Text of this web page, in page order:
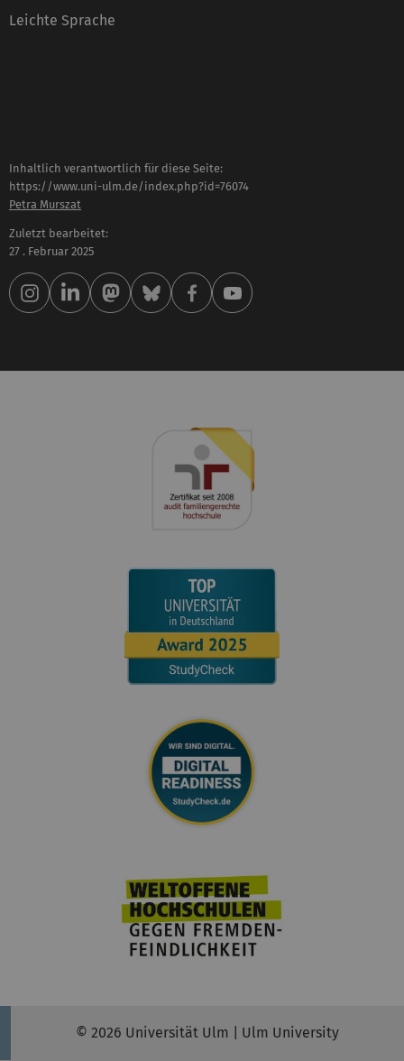
Leichte Sprache
Inhaltlich verantwortlich für diese Seite:
https://www.uni-ulm.de/index.php?id=76074
Petra Murszat
Zuletzt bearbeitet:
27 . Februar 2025
© 2026 Universität Ulm | Ulm University